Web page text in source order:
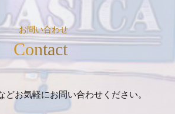
お問い合わせ
Contact
どお気軽にお問い合わせください。